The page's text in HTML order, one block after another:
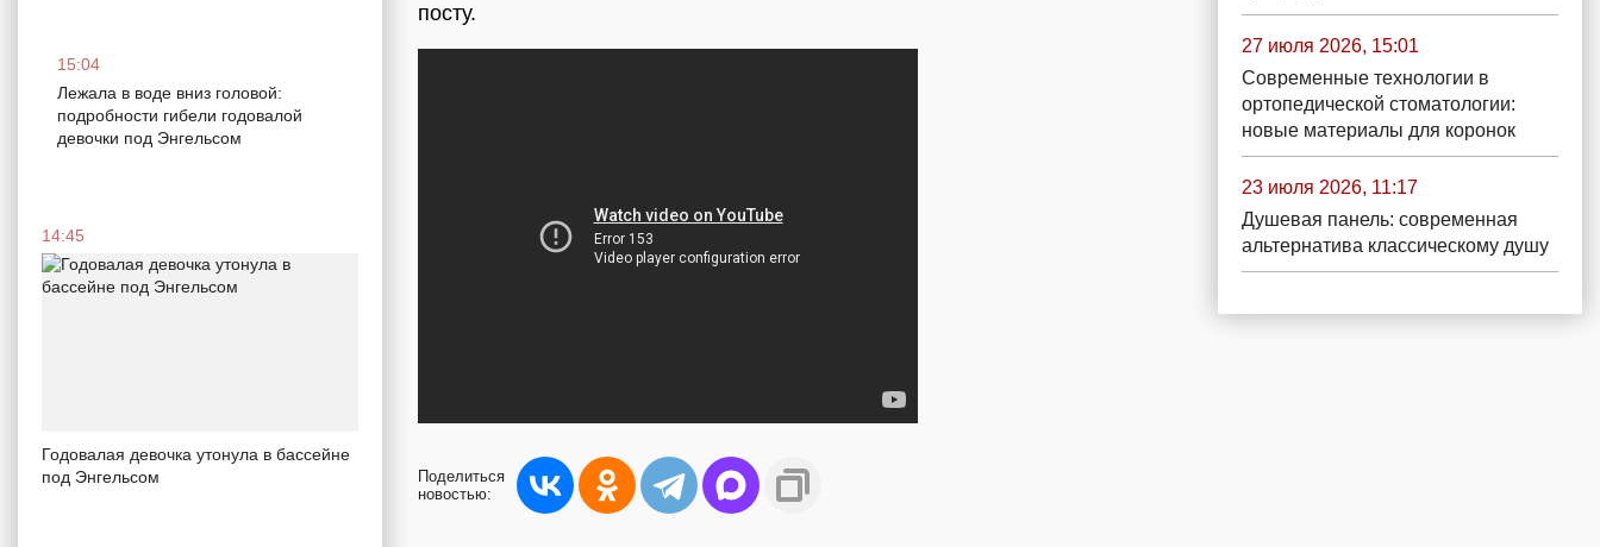
15:04
Лежала в воде вниз головой:
подробности гибели годовалой
девочки под Энгельсом
14:45
Годовалая девочка утонула в бассейне
под Энгельсом
посту.
Поделиться
новостью:
27 июля 2026, 15:01
Современные технологии в
ортопедической стоматологии:
новые материалы для коронок
23 июля 2026, 11:17
Душевая панель: современная
альтернатива классическому душу